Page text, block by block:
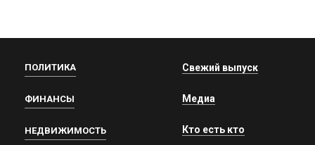
ПОЛИТИКА
ФИНАНСЫ
НЕДВИЖИМОСТЬ
Свежий выпуск
Медиа
Кто есть кто